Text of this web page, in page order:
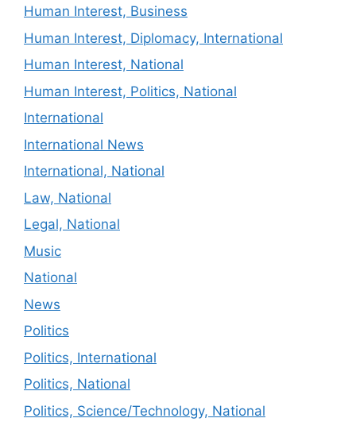
Human Interest, Business
Human Interest, Diplomacy, International
Human Interest, National
Human Interest, Politics, National
International
International News
International, National
Law, National
Legal, National
Music
National
News
Politics
Politics, International
Politics, National
Politics, Science/Technology, National